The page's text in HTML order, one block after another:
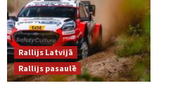
Rallijs Latvijā
Rallijs pasaulē